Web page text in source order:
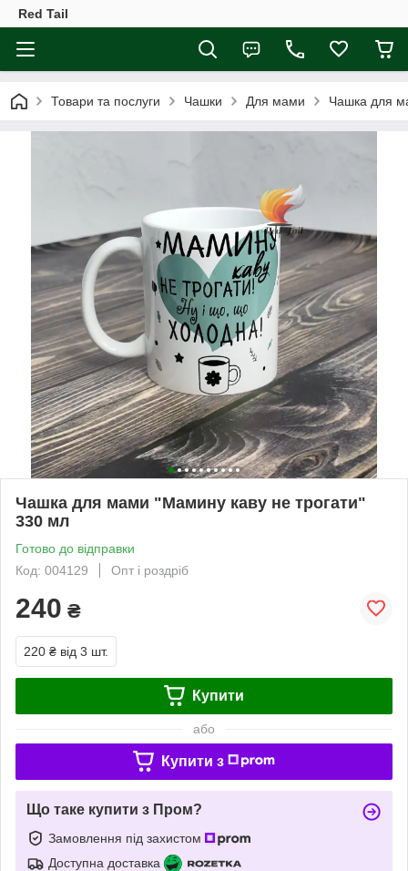
Red Tail
Товари та послуги Чашки Для мами Чашка для
Чашка для мами "Мамину каву не трогати"
330 мл
Готово до відправки
Код: 004129
Опт і роздріб
240 ₴
220 ₴ від 3 шт.
Купити
або
Купити з
Що таке купити з Пром?
Замовлення під захистом
Доступна доставка